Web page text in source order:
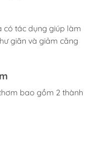
có tác dụng giúp làm
giãn và giảm căng
bao gồm 2 thành